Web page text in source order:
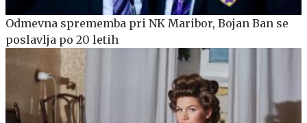
Odmevna sprememba pri NK Maribor, Bojan Ban se
poslavlja po 20 letih